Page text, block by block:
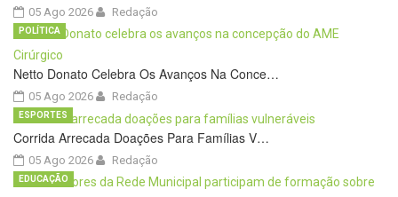
05 Ago 2026 Redação
Netto Donato Celebra Os Avanços Na Conce…
05 Ago 2026
POLÍTICA
Redação
Corrida Arrecada Doações Para Famílias V…
05 Ago 2026
ESPORTES
Redação
EDUCAÇÃO